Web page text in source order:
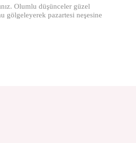
Olumlu düşünceler güzel
gölgeleyerek pazartesi neşesine